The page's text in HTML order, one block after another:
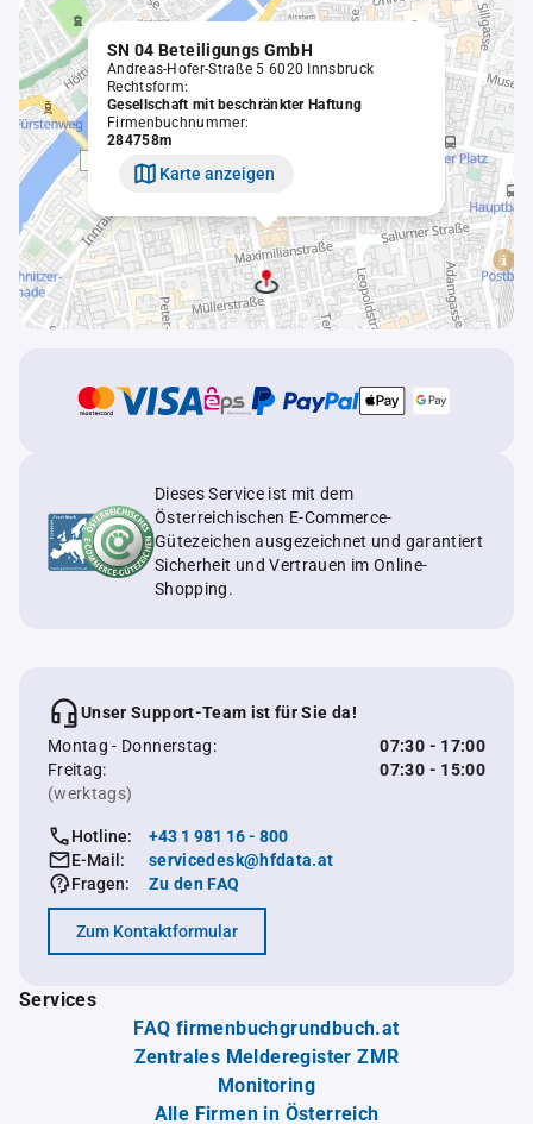
SN 04 Beteiligungs GmbH
Andreas-Hofer-Straße 5 6020 Innsbruck
Rechtsform:
Gesellschaft mit beschränkter Haftung
Firmenbuchnummer:
284758m
Karte anzeigen
Dieses Service ist mit dem
Österreichischen E-Commerce-
Gütezeichen ausgezeichnet und garantiert
Sicherheit und Vertrauen im Online-
Shopping.
Unser Support-Team ist für Sie da!
Montag - Donnerstag:
07:30 - 17:00
Freitag:
07:30 - 15:00
(werktags)
Hotline:
+43 1 981 16 - 800
E-Mail:
servicedesk@hfdata.at
Fragen:
Zu den FAQ
Zum Kontaktformular
Services
FAQ firmenbuchgrundbuch.at
Zentrales Melderegister ZMR
Monitoring
Alle Firmen in Österreich